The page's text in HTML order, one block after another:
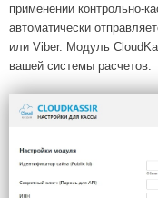
применении контрольно-
автоматически
или Viber. Модуль
вашей системы расчетов.